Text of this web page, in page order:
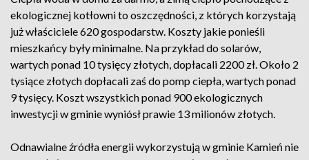
ekologicznej kotłowni to oszczędności, z których korzystają
już właściciele 620 gospodarstw. Koszty jakie ponieśli
mieszkańcy były minimalne. Na przykład do solarów,
wartych ponad 10 tysięcy złotych, dopłacali 2200 zł. Około 2
tysiące złotych dopłacali zaś do pomp ciepła, wartych ponad
9 tysięcy. Koszt wszystkich ponad 900 ekologicznych
inwestycji w gminie wyniósł prawie 13 milionów złotych.
Odnawialne źródła energii wykorzystują w gminie Kamień nie